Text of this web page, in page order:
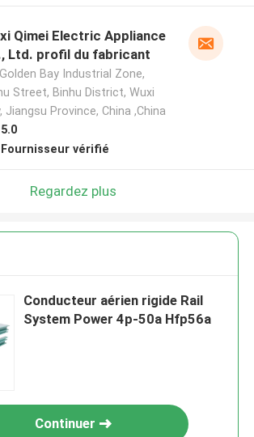
Qimei Electric Appliance
Ltd. profil du fabricant
Golden Bay Industrial Zone,
Street, Binhu District, Wuxi
Jiangsu Province, China ,China
5.0
Fournisseur vérifié
Regardez plus
Conducteur aérien rigide Rail
System Power 4p-50a Hfp56a
Continuer